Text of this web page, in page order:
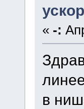
« -:
в